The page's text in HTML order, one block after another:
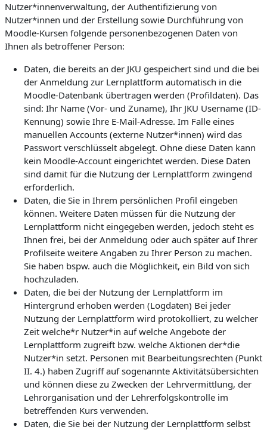
Nutzer*innenverwaltung, der Authentifizierung von
Nutzer*innen und der Erstellung sowie Durchführung von
Moodle-Kursen folgende personenbezogenen Daten von
Ihnen als betroffener Person:
Daten, die bereits an der JKU gespeichert sind und die bei
der Anmeldung zur Lernplattform automatisch in die
Moodle-Datenbank übertragen werden (Profildaten). Das
sind: Ihr Name (Vor- und Zuname), Ihr JKU Username (ID-
Kennung) sowie Ihre E-Mail-Adresse. Im Falle eines
manuellen Accounts (externe Nutzer*innen) wird das
Passwort verschlüsselt abgelegt. Ohne diese Daten kann
kein Moodle-Account eingerichtet werden. Diese Daten
sind damit für die Nutzung der Lernplattform zwingend
erforderlich.
Daten, die Sie in Ihrem persönlichen Profil eingeben
können. Weitere Daten müssen für die Nutzung der
Lernplattform nicht eingegeben werden, jedoch steht es
Ihnen frei, bei der Anmeldung oder auch später auf Ihrer
Profilseite weitere Angaben zu Ihrer Person zu machen.
Sie haben bspw. auch die Möglichkeit, ein Bild von sich
hochzuladen.
Daten, die bei der Nutzung der Lernplattform im
Hintergrund erhoben werden (Logdaten) Bei jeder
Nutzung der Lernplattform wird protokolliert, zu welcher
Zeit welche*r Nutzer*in auf welche Angebote der
Lernplattform zugreift bzw. welche Aktionen der*die
Nutzer*in setzt. Personen mit Bearbeitungsrechten (Punkt
II. 4.) haben Zugriff auf sogenannte Aktivitätsübersichten
und können diese zu Zwecken der Lehrvermittlung, der
Lehrorganisation und der Lehrerfolgskontrolle im
betreffenden Kurs verwenden.
Daten, die Sie bei der Nutzung der Lernplattform selbst